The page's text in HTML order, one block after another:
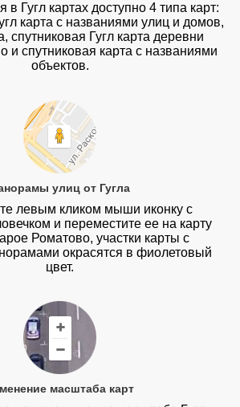
Гугл картах доступно 4 типа карт:
карта с названиями улиц и домов,
спутниковая Гугл карта деревни
и спутниковая карта с названиями
объектов.
улиц от Гугла
левым кликом мыши иконку с
и переместите ее на карту
Роматово, участки карты с
окрасятся в фиолетовый
цвет.
масштаба карт